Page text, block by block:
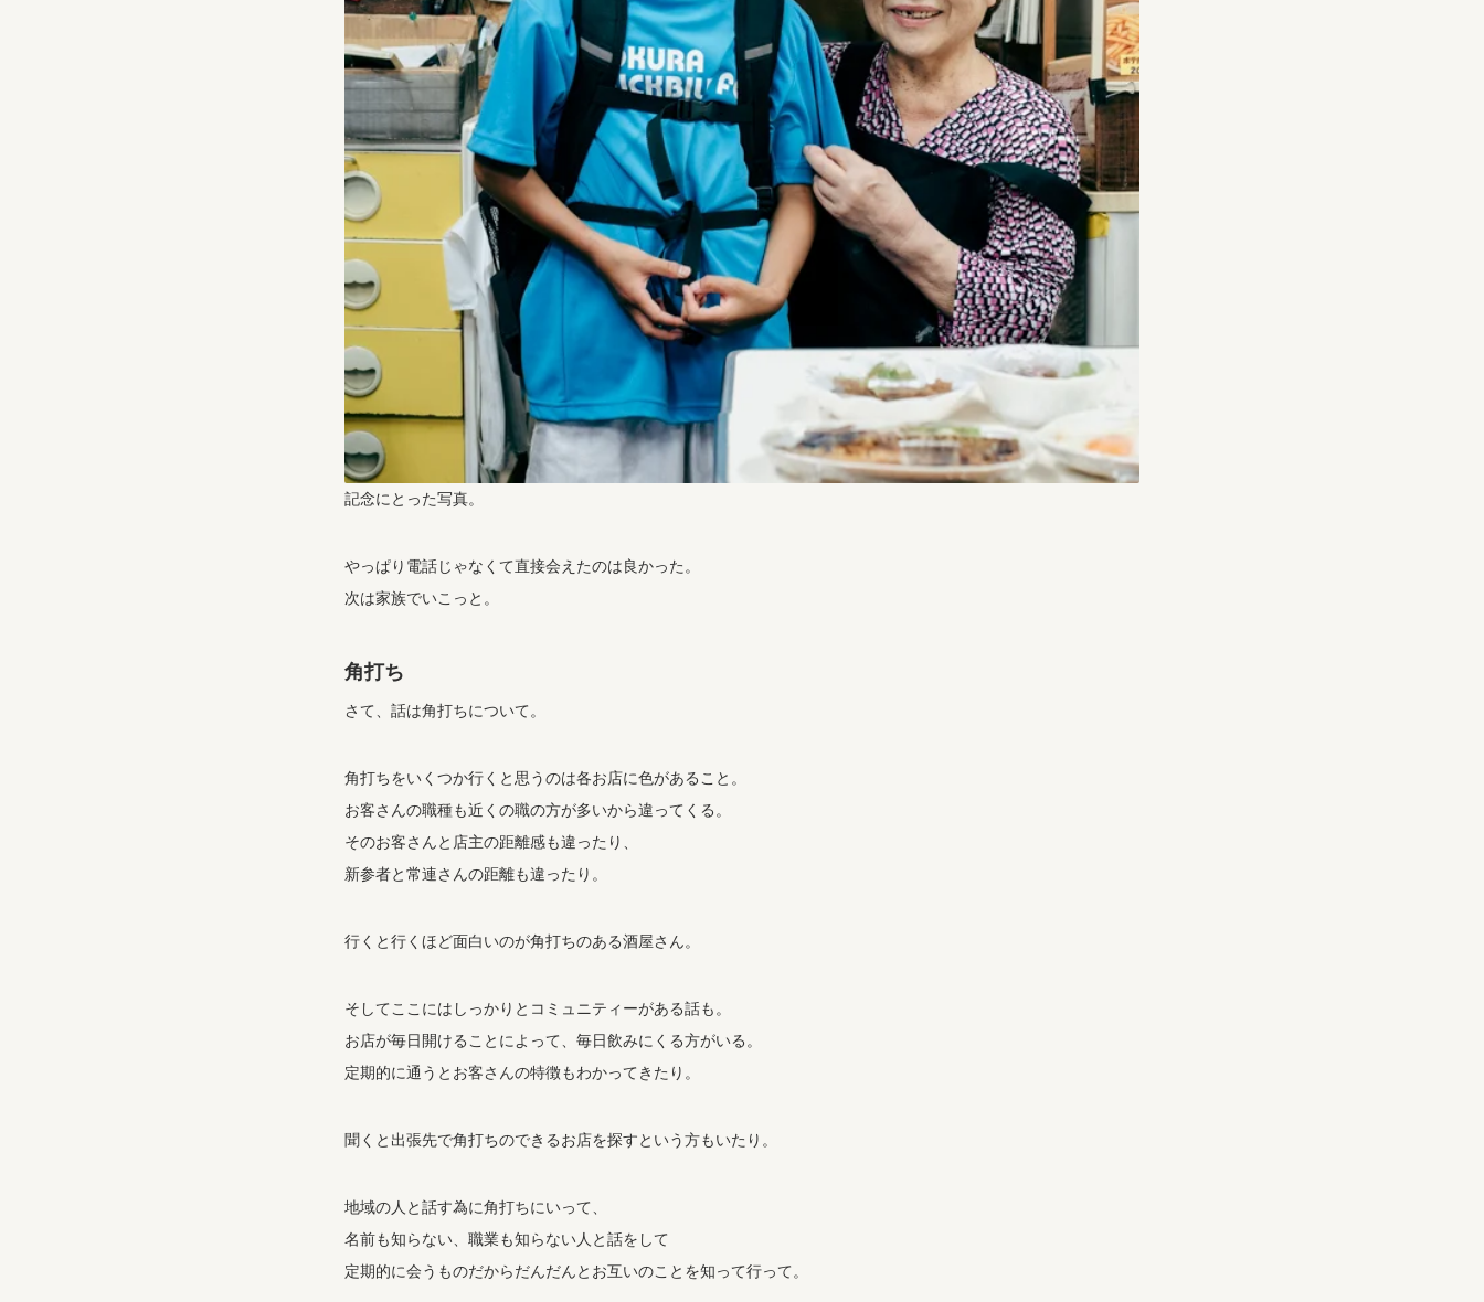
記念にとった写真。
やっぱり電話じゃなくて直接会えたのは良かった。
次は家族でいこっと。
角打ち
さて、話は角打ちについて。
角打ちをいくつか行くと思うのは各お店に色があること。
お客さんの職種も近くの職の方が多いから違ってくる。
そのお客さんと店主の距離感も違ったり、
新参者と常連さんの距離も違ったり。
行くと行くほど面白いのが角打ちのある酒屋さん。
そしてここにはしっかりとコミュニティーがある話も。
お店が毎日開けることによって、毎日飲みにくる方がいる。
定期的に通うとお客さんの特徴もわかってきたり。
聞くと出張先で角打ちのできるお店を探すという方もいたり。
地域の人と話す為に角打ちにいって、
名前も知らない、職業も知らない人と話をして
定期的に会うものだからだんだんとお互いのことを知って行って。